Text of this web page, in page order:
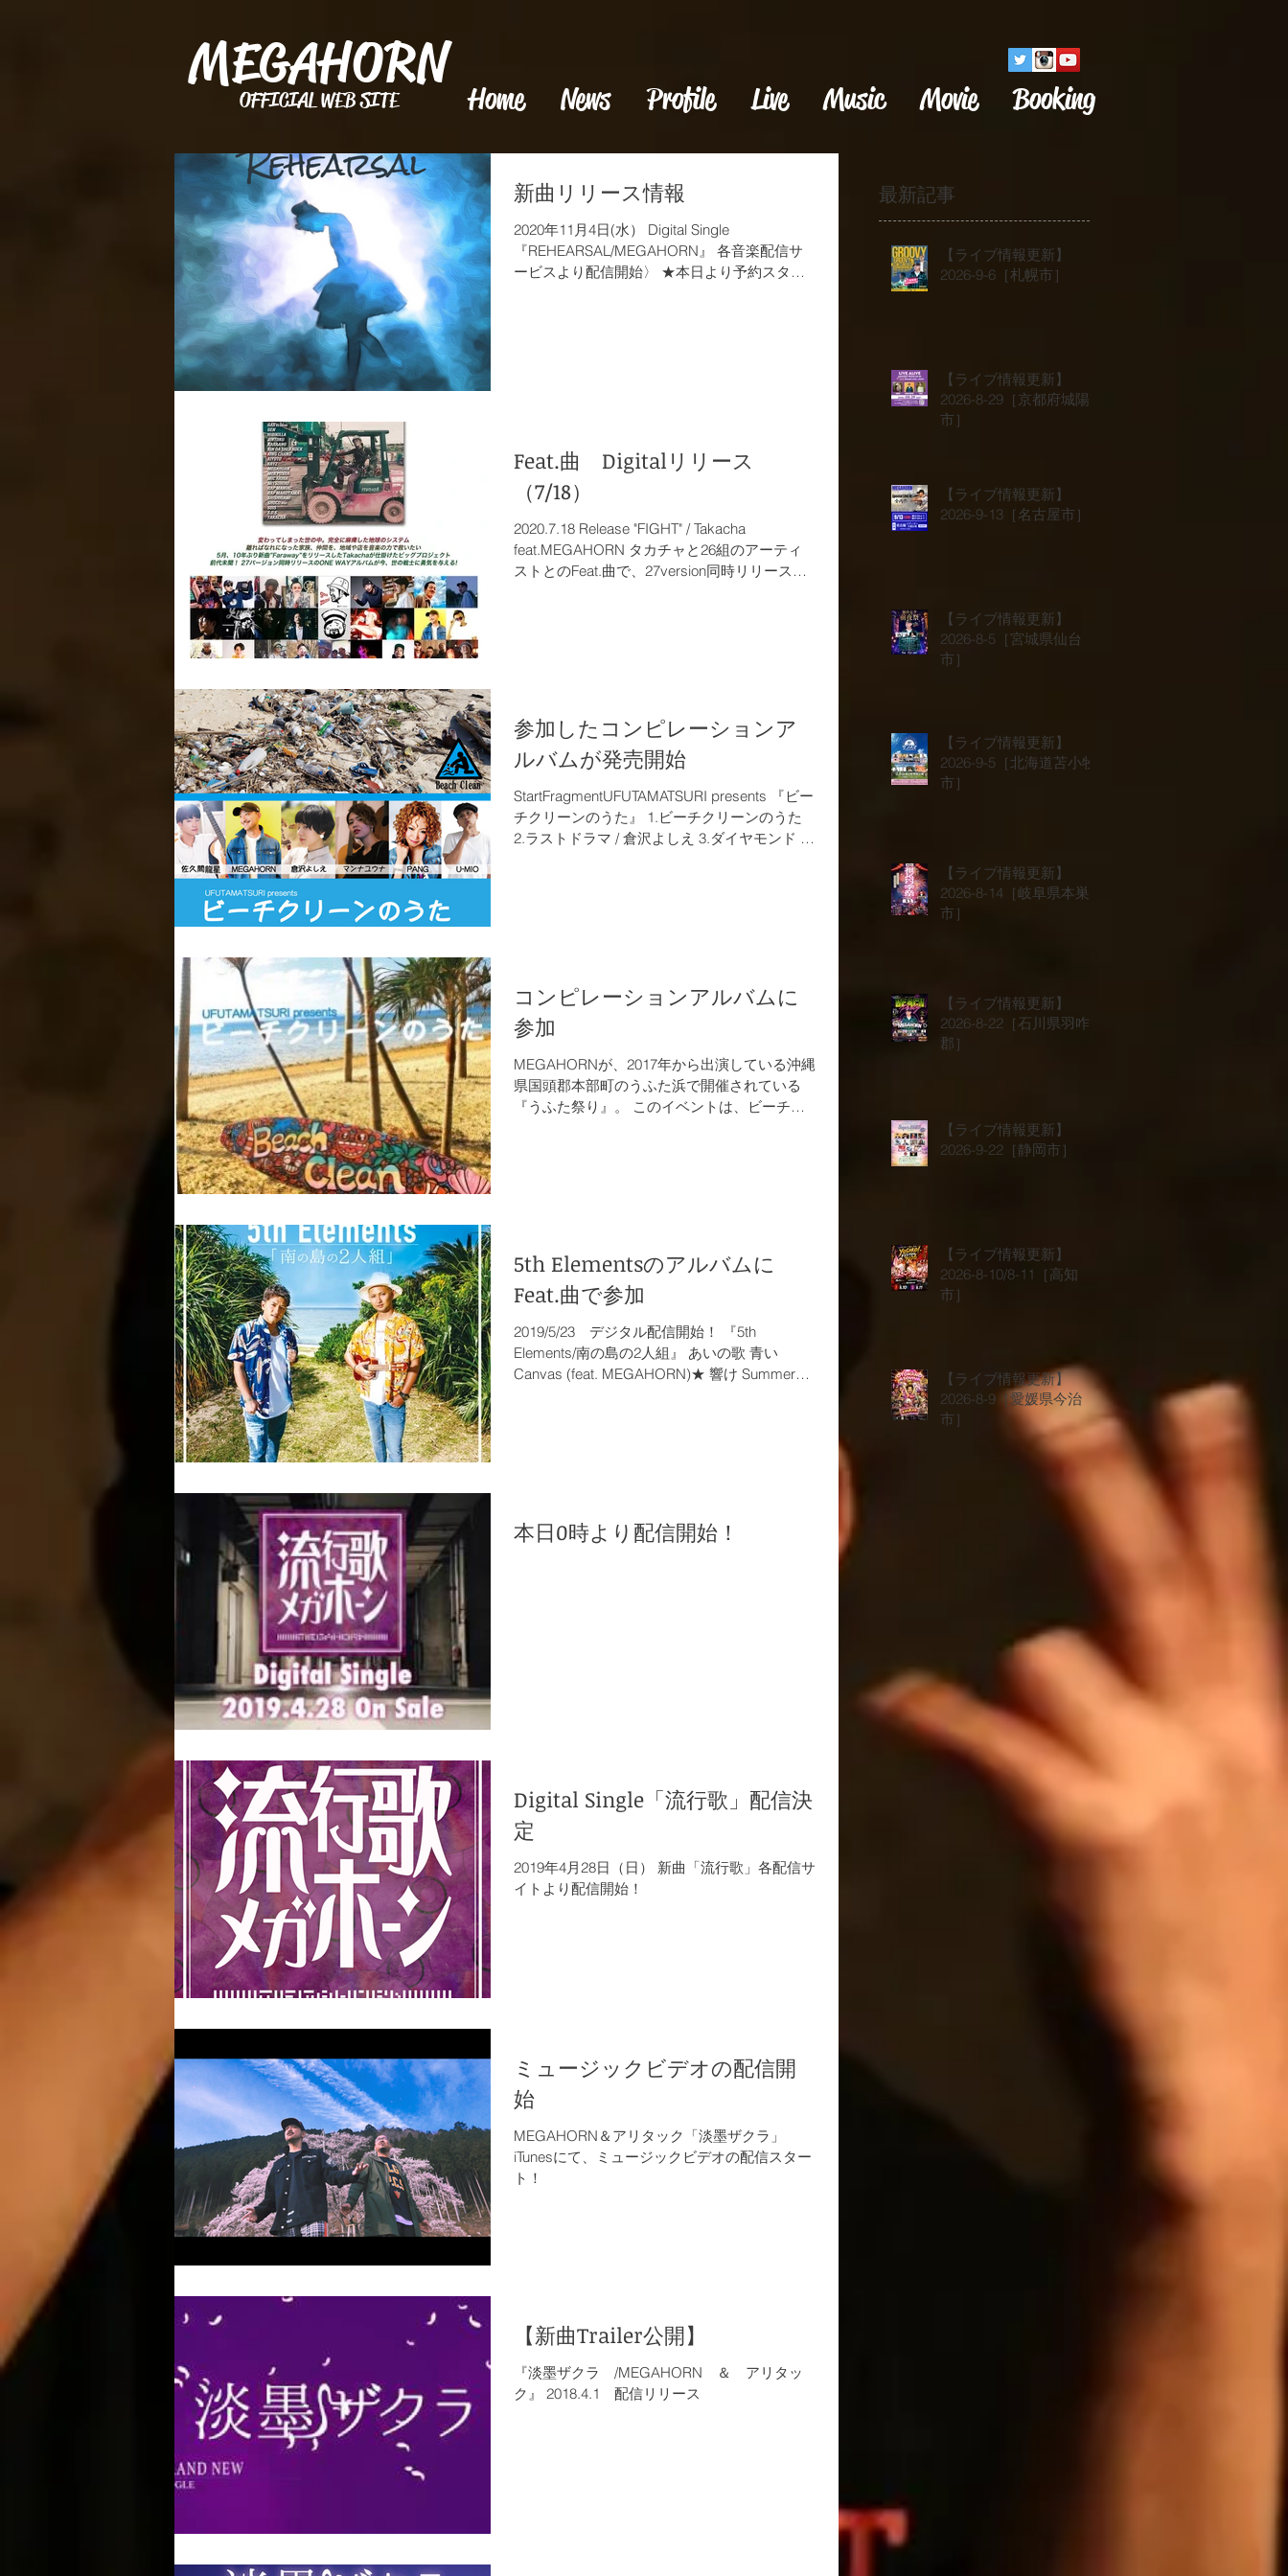
MEGAHORN
OFFICIAL WEB SITE Home News Profile Live Music Movie Booking
新曲リリース情報
2020年11月4日(水） Digital Single
『REHEARSAL/MEGAHORN』 各音楽配信サ
ービスより配信開始〉 ★本日より予約スター
Feat.曲 Digitalリリース
（7/18）
2020.7.18 Release "FIGHT" / Takacha
feat.MEGAHORN タカチャと26組のアーティ
ストとのFeat.曲で、27version同時リリースと
参加したコンピレーションア
ルバムが発売開始
StartFragmentUFUTAMATSURI presents 『ビー
チクリーンのうた』 1.ビーチクリーンのうた
2.ラストドラマ / 倉沢よしえ 3.ダイヤモンド /
コンピレーションアルバムに
参加
MEGAHORNが、2017年から出演している沖縄
県国頭郡本部町のうふた浜で開催されている
『うふた祭り』。 このイベントは、ビーチク
5th Elementsのアルバムに
Feat.曲で参加
2019/5/23 デジタル配信開始！ 『5th
Elements/南の島の2人組』 あいの歌 青い
Canvas (feat. MEGAHORN)★ 響け Summer
本日0時より配信開始！
Digital Single「流行歌」配信決
定
2019年4月28日（日） 新曲「流行歌」各配信サ
イトより配信開始！
ミュージックビデオの配信開
始
MEGAHORN＆アリタック「淡墨ザクラ」
iTunesにて、ミュージックビデオの配信スター
ト！
【新曲Trailer公開】
『淡墨ザクラ /MEGAHORN ＆ アリタッ
ク』 2018.4.1 配信リリース
最新記事
【ライブ情報更新】
2026-9-6［札幌市］
【ライブ情報更新】
2026-8-29［京都府城陽
市］
【ライブ情報更新】
2026-9-13［名古屋市］
【ライブ情報更新】
2026-8-5［宮城県仙台
市］
【ライブ情報更新】
2026-9-5［北海道苫小牧
市］
【ライブ情報更新】
2026-8-14［岐阜県本巣
市］
【ライブ情報更新】
2026-8-22［石川県羽咋
郡］
【ライブ情報更新】
2026-9-22［静岡市］
【ライブ情報更新】
2026-8-10/8-11［高知
市］
【ライブ情報更新】
2026-8-9［愛媛県今治
市］